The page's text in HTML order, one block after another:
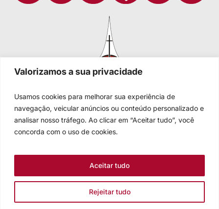
Valorizamos a sua privacidade
Usamos cookies para melhorar sua experiência de
navegação, veicular anúncios ou conteúdo personalizado e
analisar nosso tráfego. Ao clicar em “Aceitar tudo”, você
concorda com o uso de cookies.
Rejeitar tudo
Aceitar tudo
Igreja Evangélica de Confissão Luterana no Brasil
Sede nacional: Rua Senhor dos Passos, 202/4º andar Centro -
Fale conosco